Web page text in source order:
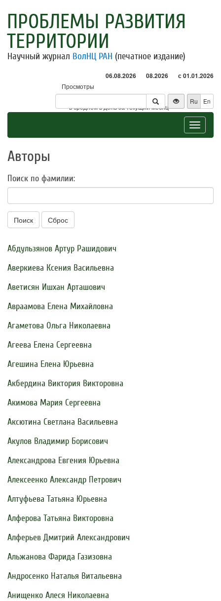
ПРОБЛЕМЫ РАЗВИТИЯ
ТЕРРИТОРИИ
Научный журнал ВолНЦ РАН (печатное издание)
06.08.2026 08.2026 с 01.01.2026
Просмотры
Посетители
* - в среднем в день за текущий месяц
Ru En
Toggle
Авторы
Поиск по фамилии:
Поиск Сброс
Абдульзянов Артур Рашидович
Аверкиева Ксения Васильевна
Аветисян Ишхан Арташович
Авраамова Елена Михайловна
Агаметова Ольга Николаевна
Агеева Елена Сергеевна
Агешина Елена Юрьевна
Акбердина Виктория Викторовна
Акимова Мария Сергеевна
Аксютина Светлана Васильевна
Акулов Владимир Борисович
Александрова Евгения Юрьевна
Алексеенко Александр Петрович
Алтуфьева Татьяна Юрьевна
Алферова Татьяна Викторовна
Алферьев Дмитрий Александрович
Альжанова Фарида Газизовна
Андросенко Наталья Витальевна
Анищенко Алеся Николаевна